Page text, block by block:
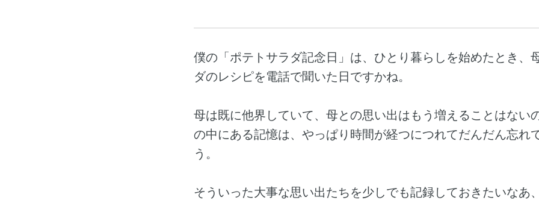
僕の「ポテトサラダ記念日」は、ひとり暮らしを始めたとき、
ダのレシピを電話で聞いた日ですかね。
母は既に他界していて、母との思い出はもう増えることはない
の中にある記憶は、やっぱり時間が経つにつれてだんだん忘れ
う。
そういった大事な思い出たちを少しでも記録しておきたいなあ